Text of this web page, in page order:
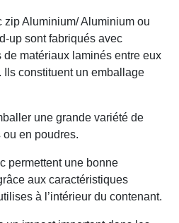
zip Aluminium/ Aluminium ou
up sont fabriqués avec
matériaux laminés entre eux
Ils constituent un emballage
une grande variété de
en poudres.
permettent une bonne
aux caractéristiques
à l’intérieur du contenant.